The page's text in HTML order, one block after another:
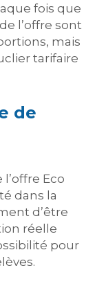
fois que
l’offre sont
mais
tarifaire
de
Eco
dans la
d’être
réelle
pour